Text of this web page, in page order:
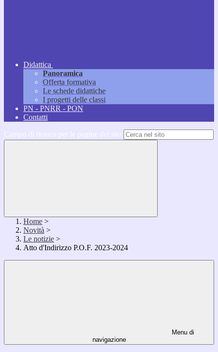
Didattica
Panoramica
Offerta formativa
Le schede didattiche
I progetti delle classi
PN - PNRR - PON
Contatti
Home >
Novità >
Le notizie >
Atto d'Indirizzo P.O.F. 2023-2024
Menu di
navigazione